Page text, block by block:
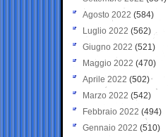
Agosto 2022 (584)
Luglio 2022 (562)
Giugno 2022 (521)
Maggio 2022 (470)
Aprile 2022 (502)
Marzo 2022 (542)
Febbraio 2022 (494)
Gennaio 2022 (510)